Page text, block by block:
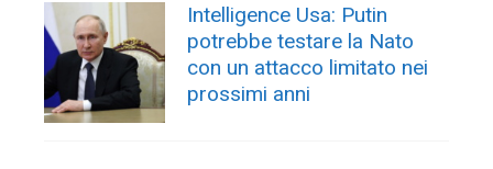
Intelligence Usa: Putin
potrebbe testare la Nato
con un attacco limitato nei
prossimi anni